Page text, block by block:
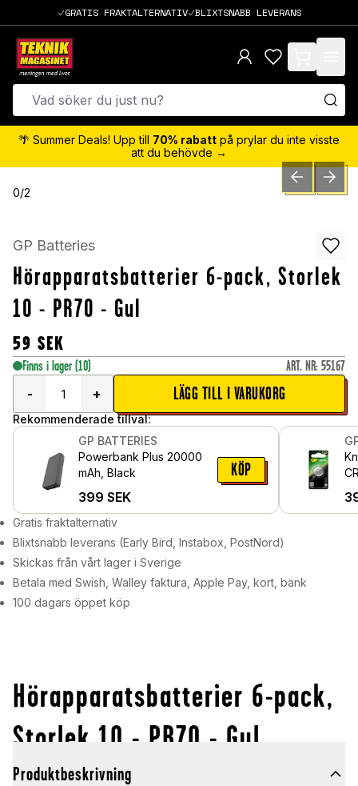
GRATIS FRAKTALTERNATIV BLIXTSNABB LEVERANS
items in cart,
🌴 Summer Deals! Upp till 70% rabatt på prylar du inte visste
att du behövde →
0/2 PREVIOUSNEXT
GP Batteries
Hörapparatsbatterier 6-pack, Storlek
10 - PR70 - Gul
59 SEK
Finns i lager (10) ART. NR: 55167
-
+ LÄGG TILL I VARUKORG
Rekommenderade tillval:
GP BATTERIES
Powerbank Plus 20000
mAh, Black
399 SEK
KÖP
Gratis fraktalternativ
Blixtsnabb leverans (Early Bird, Instabox, PostNord)
Skickas från vårt lager i Sverige
Betala med Swish, Walley faktura, Apple Pay, kort, bank
100 dagars öppet köp
Hörapparatsbatterier 6-pack,
Storlek 10 - PR70 - Gul
Produktbeskrivning